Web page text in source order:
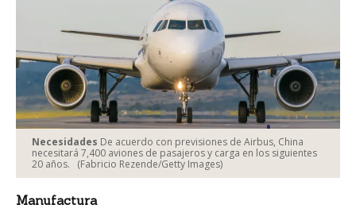
Necesidades De acuerdo con previsiones de Airbus, China
necesitará 7,400 aviones de pasajeros y carga en los siguientes
20 años.
(Fabricio Rezende/Getty Images)
Manufactura